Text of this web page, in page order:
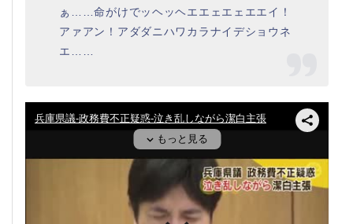
ぁ……命がけでッヘッヘエエェエェエエイ！
アァアン！アダダニハワカラナイデショウネ
エ……